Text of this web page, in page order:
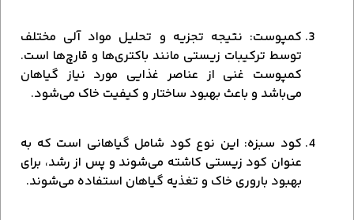
کمپوست: نتیجه تجزیه و تحلیل مواد آلی مختلف
توسط ترکیبات زیستی مانند باکتری‌ها و قارچ‌ها است.
کمپوست غنی از عناصر غذایی مورد نیاز گیاهان
می‌باشد و باعث بهبود ساختار و کیفیت خاک می‌شود.
کود سبزه: این نوع کود شامل گیاهانی است که به
عنوان کود زیستی کاشته می‌شوند و پس از رشد، برای
بهبود باروری خاک و تغذیه گیاهان استفاده می‌شوند.